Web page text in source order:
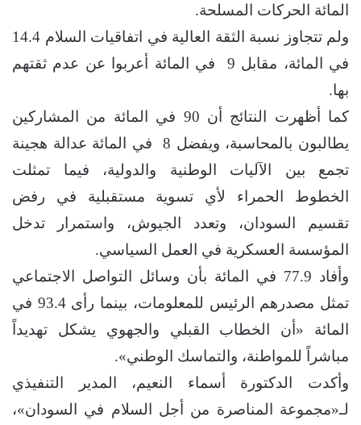
المائة الحركات المسلحة.
ولم تتجاوز نسبة الثقة العالية في اتفاقيات السلام 4.‏14
في المائة، مقابل 9 ‏ في المائة أعربوا عن عدم ثقتهم
بها.
كما أظهرت النتائج أن 90 في المائة من المشاركين
يطالبون بالمحاسبة، ويفضل 8 ‏ في المائة عدالة هجينة
تجمع بين الآليات الوطنية والدولية، فيما تمثلت
الخطوط الحمراء لأي تسوية مستقبلية في رفض
تقسيم السودان، وتعدد الجيوش، واستمرار تدخل
المؤسسة العسكرية في العمل السياسي.
وأفاد 9.‏77 في المائة بأن وسائل التواصل الاجتماعي
تمثل مصدرهم الرئيس للمعلومات، بينما رأى 4.‏93 في
المائة «أن الخطاب القبلي والجهوي يشكل تهديداً
مباشراً للمواطنة، والتماسك الوطني».
وأكدت الدكتورة أسماء النعيم، المدير التنفيذي
لـ«مجموعة المناصرة من أجل السلام في السودان»،